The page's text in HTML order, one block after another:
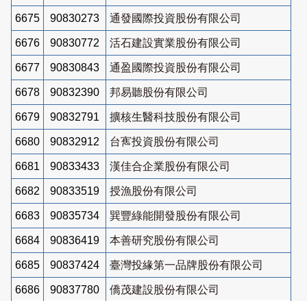
6675 90830273 通發國際投資股份有限公司
6676 90830772 活石建設實業股份有限公司
6677 90830843 通盈國際投資股份有限公司
6678 90832390 邦易聽股份有限公司
6679 90832791 擴核生醫科技股份有限公司
6680 90832912 台寯投資股份有限公司
6681 90833433 漢佳合企業股份有限公司
6682 90833519 授漁股份有限公司
6683 90835734 巽豐綠能開發股份有限公司
6684 90836419 本善研究股份有限公司
6685 90837424 臺灣投緣第一品牌股份有限公司
6686 90837780 僑茂建設股份有限公司